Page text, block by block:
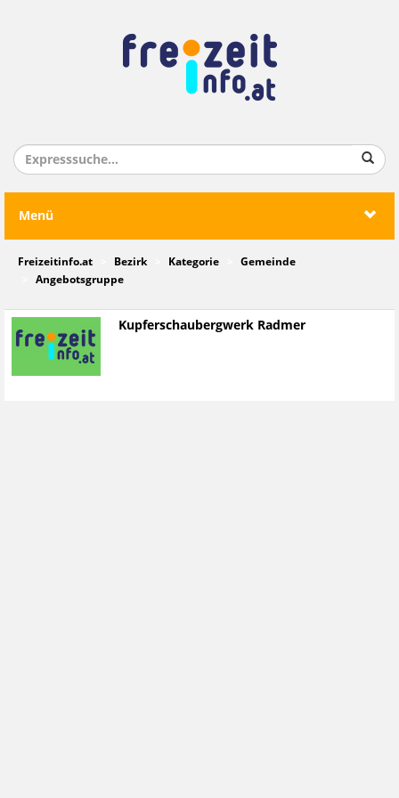
Menü
Freizeitinfo.at Bezirk Kategorie
Gemeinde
Angebotsgruppe
Kupferschaubergwerk Radmer